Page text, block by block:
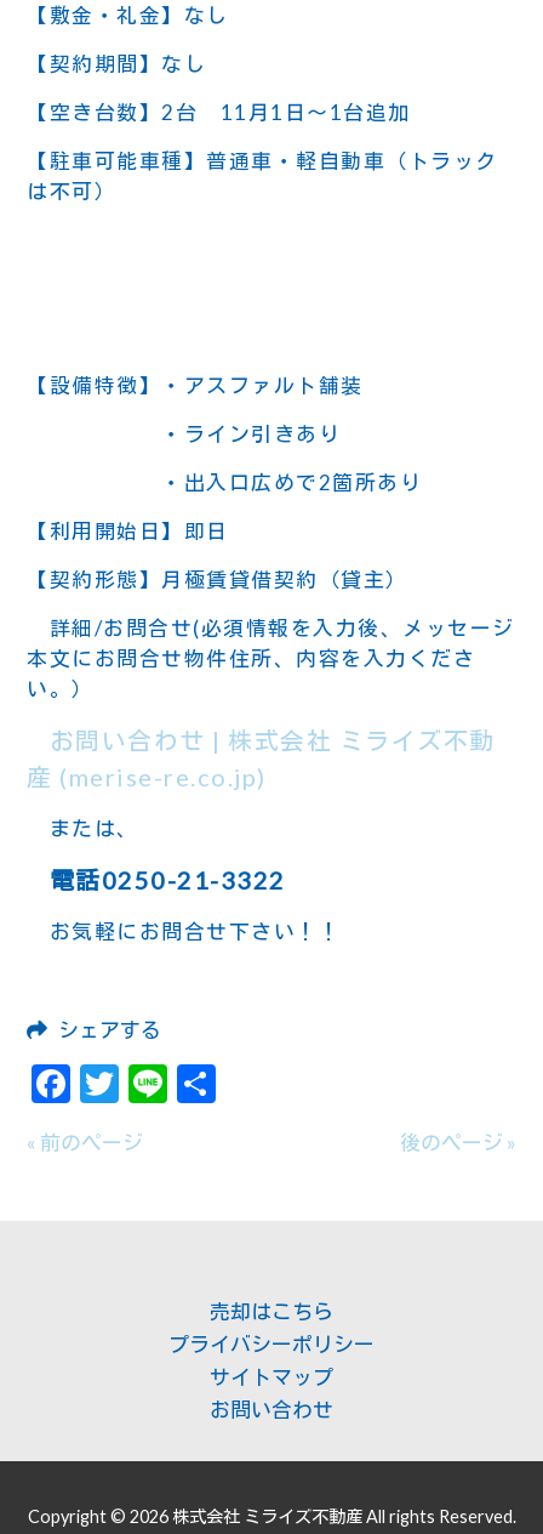
【敷金・礼金】なし
【契約期間】なし
【空き台数】2台 11月1日～1台追加
【駐車可能車種】普通車・軽自動車（トラック
は不可）
【設備特徴】・アスファルト舗装
・ライン引きあり
・出入口広めで2箇所あり
【利用開始日】即日
【契約形態】月極賃貸借契約（貸主）
詳細/お問合せ(必須情報を入力後、メッセージ
本文にお問合せ物件住所、内容を入力くださ
い。）
お問い合わせ | 株式会社 ミライズ不動
産 (merise-re.co.jp)
または、
電話0250-21-3322
お気軽にお問合せ下さい！！
シェアする
Facebook
Twitter
Line
« 前のページ 後のページ »
売却はこちら
プライバシーポリシー
サイトマップ
お問い合わせ
Copyright © 2026 株式会社 ミライズ不動産 All rights Reserved.